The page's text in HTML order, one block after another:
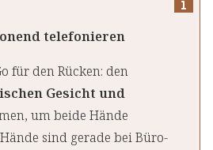
telefonieren
für den Rücken: den
Gesicht und
um beide Hände
sind gerade bei Büro-